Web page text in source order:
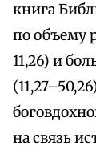
книга
по объему
11,26) и
на связь